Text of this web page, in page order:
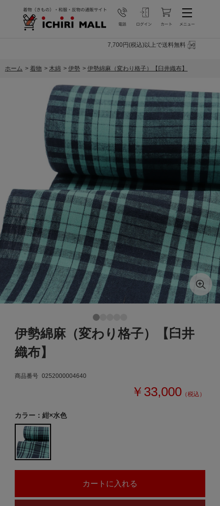
7,700円(税込)以上で送料無料
ホーム > 着物 > 木綿 > 伊勢 > 伊勢綿麻（変わり格子）【臼井織布】
伊勢綿麻（変わり格子）【臼井
織布】
商品番号 0252000004640
￥33,000 （税込）
カラー：紺×水色